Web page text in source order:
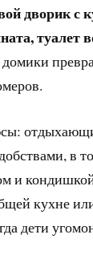
дворик с
туалет
домики
в
и
кухне
дети